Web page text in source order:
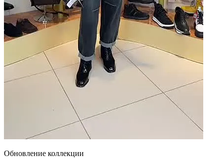
Обновление коллекции